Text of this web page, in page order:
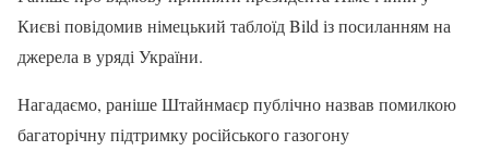
Києві повідомив німецький таблоїд Bild із посиланням на
джерела в уряді України.
Нагадаємо, раніше Штайнмаєр публічно назвав помилкою
багаторічну підтримку російського газогону